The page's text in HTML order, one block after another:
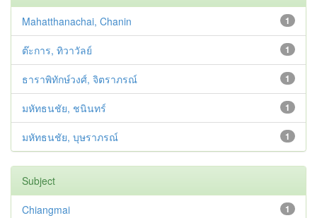
1
Mahatthanachai, Chanin
1
ต๊ะการ, ทิวาวัลย์
1
ธาราพิทักษ์วงศ์, จิตราภรณ์
1
มหัทธนชัย, ชนินทร์
1
มหัทธนชัย, บุษราภรณ์
Subject
1
Chiangmai